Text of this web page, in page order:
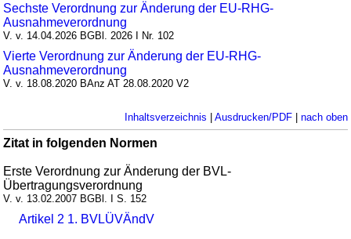
Sechste Verordnung zur Änderung der EU-RHG-
Ausnahmeverordnung
V. v. 14.04.2026 BGBl. 2026 I Nr. 102
Vierte Verordnung zur Änderung der EU-RHG-
Ausnahmeverordnung
V. v. 18.08.2020 BAnz AT 28.08.2020 V2
Inhaltsverzeichnis | Ausdrucken/PDF| nach oben
Zitat in folgenden Normen
Erste Verordnung zur Änderung der BVL-
Übertragungsverordnung
V. v. 13.02.2007 BGBl. I S. 152
Artikel 2 1. BVLÜVÄndV